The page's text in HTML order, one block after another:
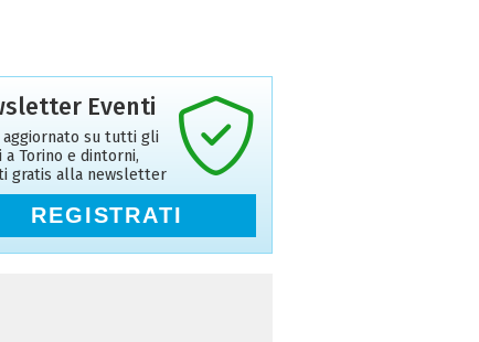
Eventi
aggiornato su tutti gli
a Torino e dintorni,
gratis alla newsletter
REGISTRATI